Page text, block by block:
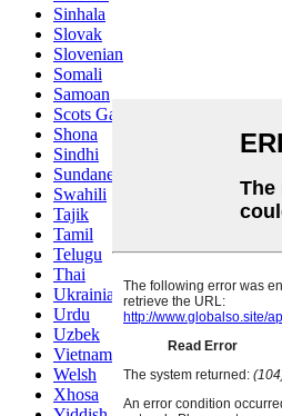
Sinhala
Slovak
Slovenian
Somali
Samoan
Scots Gaelic
Shona
Sindhi
Sundanese
Swahili
Tajik
Tamil
Telugu
Thai
Ukrainian
Urdu
Uzbek
Vietnamese
Welsh
Xhosa